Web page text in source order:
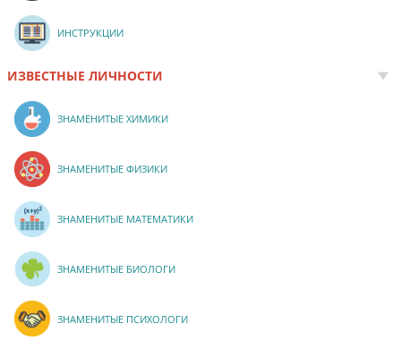
ИНСТРУКЦИИ
ИЗВЕСТНЫЕ ЛИЧНОСТИ
ЗНАМЕНИТЫЕ ХИМИКИ
ЗНАМЕНИТЫЕ ФИЗИКИ
ЗНАМЕНИТЫЕ МАТЕМАТИКИ
ЗНАМЕНИТЫЕ БИОЛОГИ
ЗНАМЕНИТЫЕ ПСИХОЛОГИ